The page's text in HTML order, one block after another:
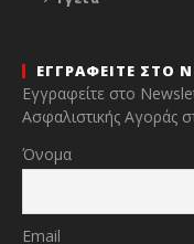
ΕΓΓΡΑΦΕΙΤΕ ΣΤΟ
Εγγραφείτε στο
Ασφαλιστικής Αγοράς
Όνομα
Email